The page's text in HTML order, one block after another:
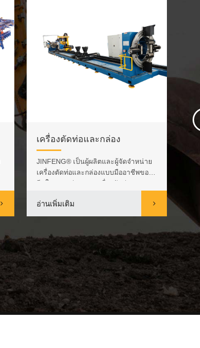
เครื่องตัดท่อและกล่อง
JINFENG® เป็นผู้ผลิตและผู้จัดจำหน่าย
เครื่องตัดท่อและกล่องแบบมืออาชีพของ
จีนในราคาย่อมเยา เครื่องตัดท่...
อ่านเพิ่มเติม